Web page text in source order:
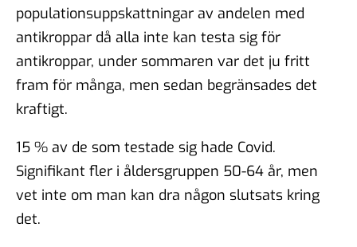
populationsuppskattningar av andelen med
antikroppar då alla inte kan testa sig för
antikroppar, under sommaren var det ju fritt
fram för många, men sedan begränsades det
kraftigt.
15 % av de som testade sig hade Covid.
Signifikant fler i åldersgruppen 50-64 år, men
vet inte om man kan dra någon slutsats kring
det.